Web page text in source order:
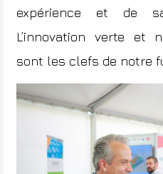
expérience et de
L’innovation verte et
sont les clefs de notre